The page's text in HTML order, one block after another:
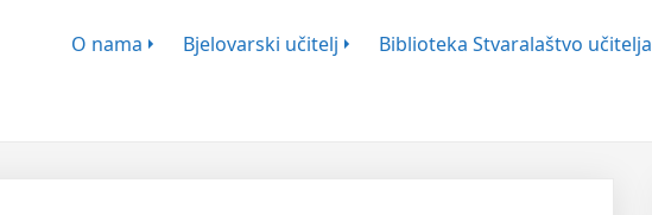
Književnog Zbora Bjelovar
O nama Bjelovarski učitelj Biblioteka Stvaralaštvo učitelja